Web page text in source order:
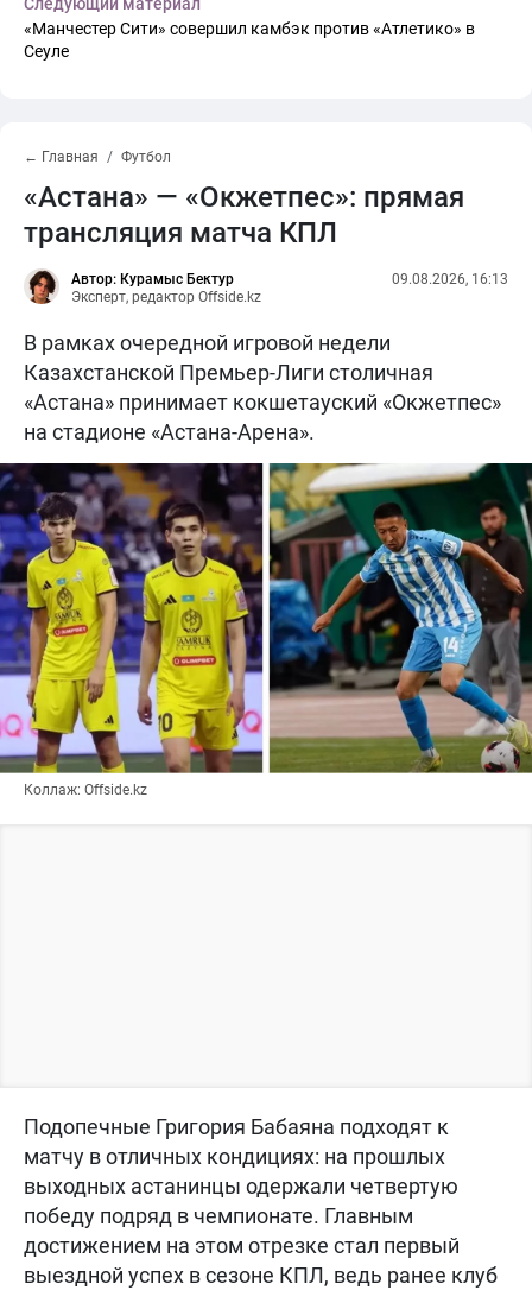
«Манчестер Сити» совершил камбэк против «Атлетико» в
Сеуле
← Главная Футбол
«Астана» — «Окжетпес»: прямая
трансляция матча КПЛ
Автор: Курамыс Бектур
Эксперт, редактор Offside.kz
09.08.2026, 16:13
В рамках очередной игровой недели
Казахстанской Премьер-Лиги столичная
«Астана» принимает кокшетауский «Окжетпес»
на стадионе «Астана-Арена».
Коллаж: Offside.kz
Подопечные Григория Бабаяна подходят к
матчу в отличных кондициях: на прошлых
выходных астанинцы одержали четвертую
победу подряд в чемпионате. Главным
достижением на этом отрезке стал первый
выездной успех в сезоне КПЛ, ведь ранее клуб